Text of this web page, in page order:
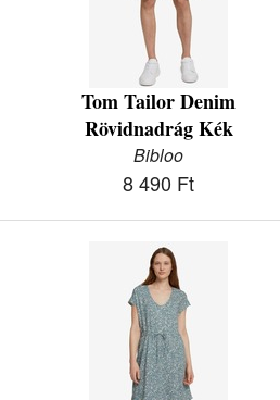
Tom Tailor Denim
Rövidnadrág Kék
Bibloo
8 490 Ft